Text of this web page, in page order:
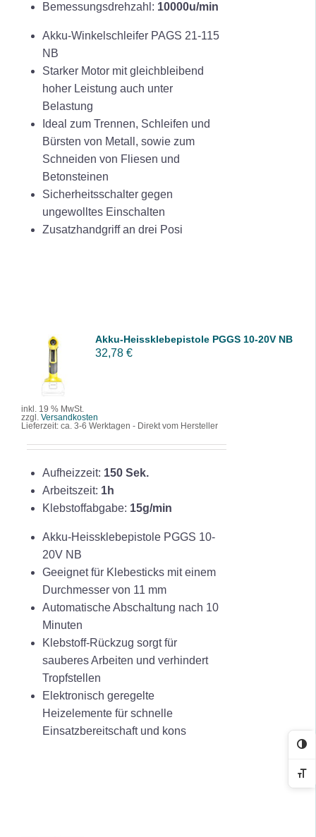
Bemessungsdrehzahl: 10000u/min
Akku-Winkelschleifer PAGS 21-115
NB
Starker Motor mit gleichbleibend
hoher Leistung auch unter
Belastung
Ideal zum Trennen, Schleifen und
Bürsten von Metall, sowie zum
Schneiden von Fliesen und
Betonsteinen
Sicherheitsschalter gegen
ungewolltes Einschalten
Zusatzhandgriff an drei Posi
IN DEN
WARENK
ORB
DETAILS
Akku-Heissklebepistole PGGS 10-20V NB
32,78 €
inkl. 19 % MwSt.
zzgl. Versandkosten
Lieferzeit: ca. 3-6 Werktagen - Direkt vom Hersteller
Aufheizzeit: 150 Sek.
Arbeitszeit: 1h
Klebstoffabgabe: 15g/min
Akku-Heissklebepistole PGGS 10-
20V NB
Geeignet für Klebesticks mit einem
Durchmesser von 11 mm
Automatische Abschaltung nach 10
Minuten
Klebstoff-Rückzug sorgt für
sauberes Arbeiten und verhindert
Tropfstellen
Elektronisch geregelte
Heizelemente für schnelle
Einsatzbereitschaft und kons